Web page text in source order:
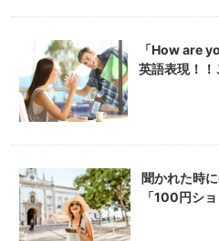
「How are
英語表現！！
聞かれた時
「100円シ